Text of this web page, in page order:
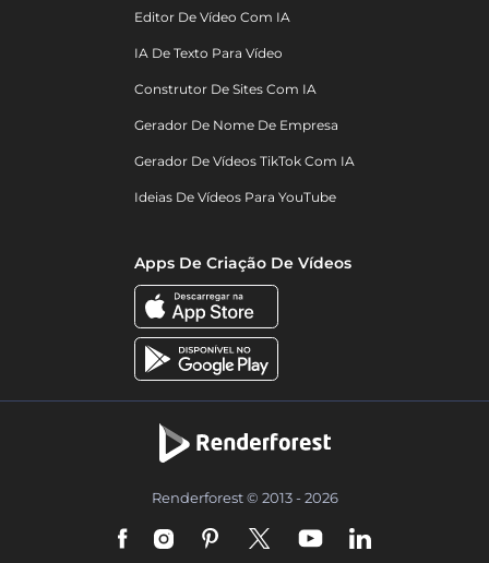
Editor De Vídeo Com IA
IA De Texto Para Vídeo
Construtor De Sites Com IA
Gerador De Nome De Empresa
Gerador De Vídeos TikTok Com IA
Ideias De Vídeos Para YouTube
Apps De Criação De Vídeos
Renderforest © 2013 - 2026